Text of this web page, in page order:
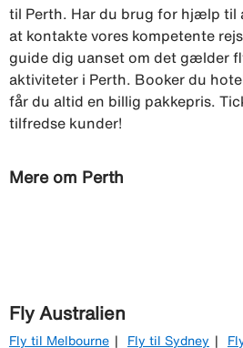
til Perth. Har du brug for hjælp til
at kontakte vores kompetente
guide dig uanset om det gælder
aktiviteter i Perth. Booker du
får du altid en billig pakkepris.
tilfredse kunder!
Mere om Perth
Fly Australien
Fly til Melbourne Fly til Sydney